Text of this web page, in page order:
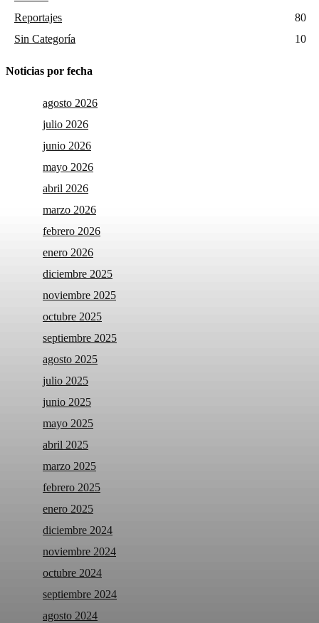
Reportajes
80
Sin Categoría
10
Noticias por fecha
agosto 2026
julio 2026
junio 2026
mayo 2026
abril 2026
marzo 2026
febrero 2026
enero 2026
diciembre 2025
noviembre 2025
octubre 2025
septiembre 2025
agosto 2025
julio 2025
junio 2025
mayo 2025
abril 2025
marzo 2025
febrero 2025
enero 2025
diciembre 2024
noviembre 2024
octubre 2024
septiembre 2024
agosto 2024